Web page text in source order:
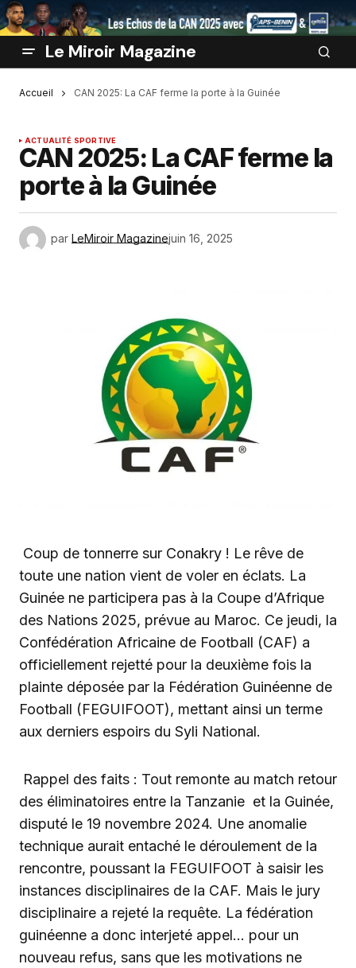
Le Miroir Magazine
Accueil CAN 2025: La CAF ferme la porte à la Guinée
ACTUALITÉ SPORTIVE
CAN 2025: La CAF ferme la
porte à la Guinée
par LeMiroir Magazinejuin 16, 2025
Coup de tonnerre sur Conakry ! Le rêve de
toute une nation vient de voler en éclats. La
Guinée ne participera pas à la Coupe d’Afrique
des Nations 2025, prévue au Maroc. Ce jeudi, la
Confédération Africaine de Football (CAF) a
officiellement rejetté pour la deuxième fois la
plainte déposée par la Fédération Guinéenne de
Football (FEGUIFOOT), mettant ainsi un terme
aux derniers espoirs du Syli National.
Rappel des faits : Tout remonte au match retour
des éliminatoires entre la Tanzanie et la Guinée,
disputé le 19 novembre 2024. Une anomalie
technique aurait entaché le déroulement de la
rencontre, poussant la FEGUIFOOT à saisir les
instances disciplinaires de la CAF. Mais le jury
disciplinaire a rejeté la requête. La fédération
guinéenne a donc interjeté appel… pour un
nouveau refus, sans que les motivations ne